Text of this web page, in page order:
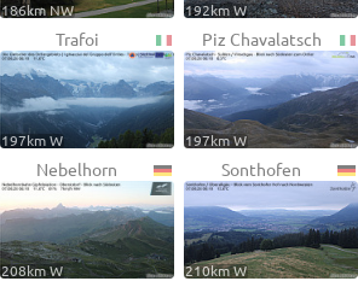
186km NW 192km W
Trafoi
197km W
Piz Chavalatsch
197km W
Nebelhorn
208km W
Sonthofen
210km W